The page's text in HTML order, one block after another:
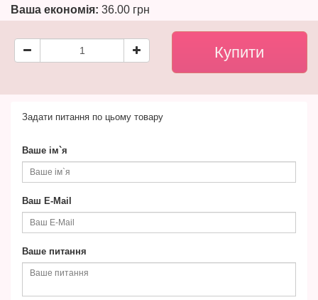
Ваша економія: 36.00 грн
Задати питання по цьому товару
Ваше ім`я
Ваш E-Mail
Ваше питання